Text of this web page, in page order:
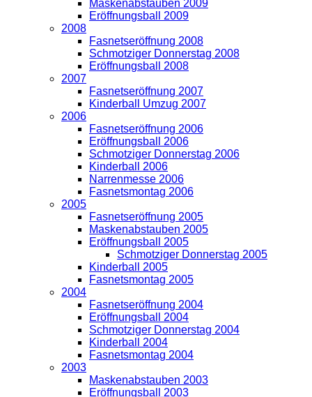
Maskenabstauben 2009
Eröffnungsball 2009
2008
Fasnetseröffnung 2008
Schmotziger Donnerstag 2008
Eröffnungsball 2008
2007
Fasnetseröffnung 2007
Kinderball Umzug 2007
2006
Fasnetseröffnung 2006
Eröffnungsball 2006
Schmotziger Donnerstag 2006
Kinderball 2006
Narrenmesse 2006
Fasnetsmontag 2006
2005
Fasnetseröffnung 2005
Maskenabstauben 2005
Eröffnungsball 2005
Schmotziger Donnerstag 2005
Kinderball 2005
Fasnetsmontag 2005
2004
Fasnetseröffnung 2004
Eröffnungsball 2004
Schmotziger Donnerstag 2004
Kinderball 2004
Fasnetsmontag 2004
2003
Maskenabstauben 2003
Eröffnungsball 2003